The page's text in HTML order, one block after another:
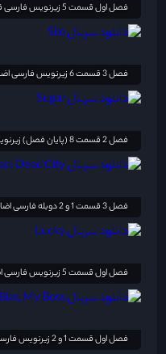
فصل اول قسمت 5 زیرنویس فارسی قرار گرفت
فصل 3 قسمت 6 زیرنویس فارسی اضافه شد
فصل 2 قسمت 8 (پایان فصل) زیرنویس فارسی اضافه شد
فصل 3 قسمت 1 و 2 دوبله فارسی اضافه شد
فصل اول قسمت 5 زیرنویس فارسی اضافه شد
فصل اول قسمت 1 و 2 زیرنویس فارسی قرار گرفت